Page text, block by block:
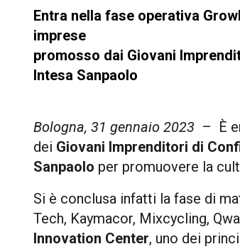
Entra nella fase operativa
imprese
promosso dai Giovani
Intesa Sanpaolo
Bologna, 31 gennaio 2023 – È
dei Giovani Imprenditori di
Sanpaolo per promuovere la
Si è conclusa infatti la fase di
Tech, Kaymacor, Mixcycling,
Innovation Center, uno dei